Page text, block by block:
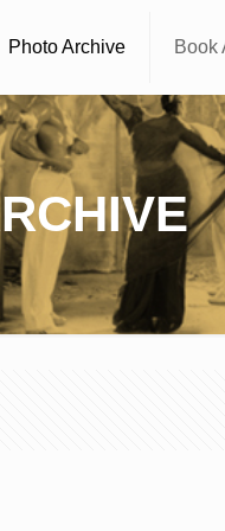
Photo Archive Book